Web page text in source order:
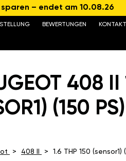
sparen – endet am 10.08.26
BEWERTUNGEN
KONTAKT
408 II
(150 PS)
408 II 1.6 THP 150 (sensor1)